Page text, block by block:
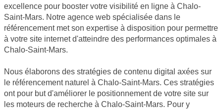
excellence pour booster votre visibilité en ligne à Chalo-
Saint-Mars. Notre agence web spécialisée dans le
référencement met son expertise à disposition pour permettre
à votre site internet d'atteindre des performances optimales à
Chalo-Saint-Mars.
Nous élaborons des stratégies de contenu digital axées sur
le référencement naturel à Chalo-Saint-Mars. Ces stratégies
ont pour but d'améliorer le positionnement de votre site sur
les moteurs de recherche à Chalo-Saint-Mars. Pour y